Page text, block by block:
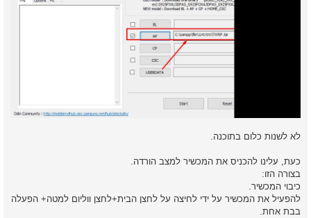
לא לשנות כלום בתוכנה.
כעת, עלינו להכניס את המכשיר למצב הורדה.
בצורה הזו:
כיבוי המכשיר.
להפעיל את המכשיר על ידי לחיצה על לחצן הבית+לחצן ווליום למטה+ הפעלה
בבת אחת.